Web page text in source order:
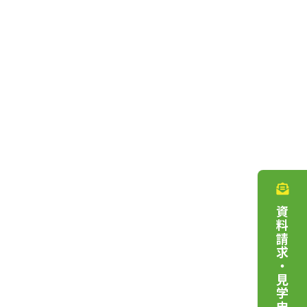
資料請求・見学申込